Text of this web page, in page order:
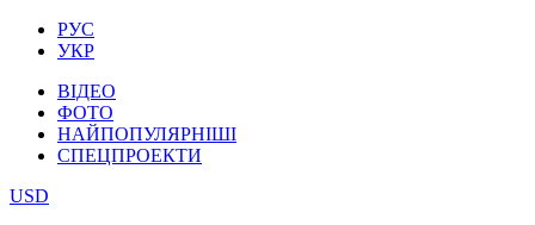
РУС
УКР
ВІДЕО
ФОТО
НАЙПОПУЛЯРНІШІ
СПЕЦПРОЕКТИ
USD